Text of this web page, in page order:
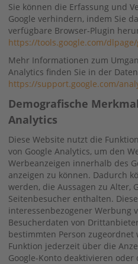
Sie können die Erfassung und
Google verhindern, indem Sie
verfügbare Browser-Plugin
https://tools.google.com/
Mehr Informationen zum
Analytics finden Sie in der
https://support.google.com/
Demografische
Analytics
Diese Website nutzt die
von Google Analytics, um den
Werbeanzeigen innerhalb des
anzeigen zu können. Dadurch
werden, die Aussagen zu Alter,
Seitenbesucher enthalten.
interessenbezogener Werbung
Besucherdaten von
bestimmten Person zugeordnet
Funktion jederzeit über die
Google-Konto deaktivieren